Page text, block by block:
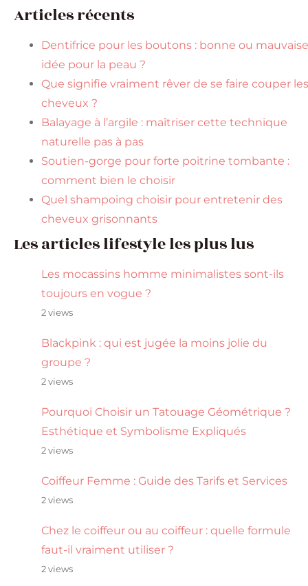
Articles récents
Dentifrice pour les boutons : bonne ou mauvaise
idée pour la peau ?
Que signifie vraiment rêver de se faire couper les
cheveux ?
Balayage à l’argile : maîtriser cette technique
naturelle pas à pas
Soutien-gorge pour forte poitrine tombante :
comment bien le choisir
Quel shampoing choisir pour entretenir des
cheveux grisonnants
Les articles lifestyle les plus lus
Les mocassins homme minimalistes sont-ils
toujours en vogue ?
2 views
Blackpink : qui est jugée la moins jolie du
groupe ?
2 views
Pourquoi Choisir un Tatouage Géométrique ?
Esthétique et Symbolisme Expliqués
2 views
Coiffeur Femme : Guide des Tarifs et Services
2 views
Chez le coiffeur ou au coiffeur : quelle formule
faut-il vraiment utiliser ?
2 views